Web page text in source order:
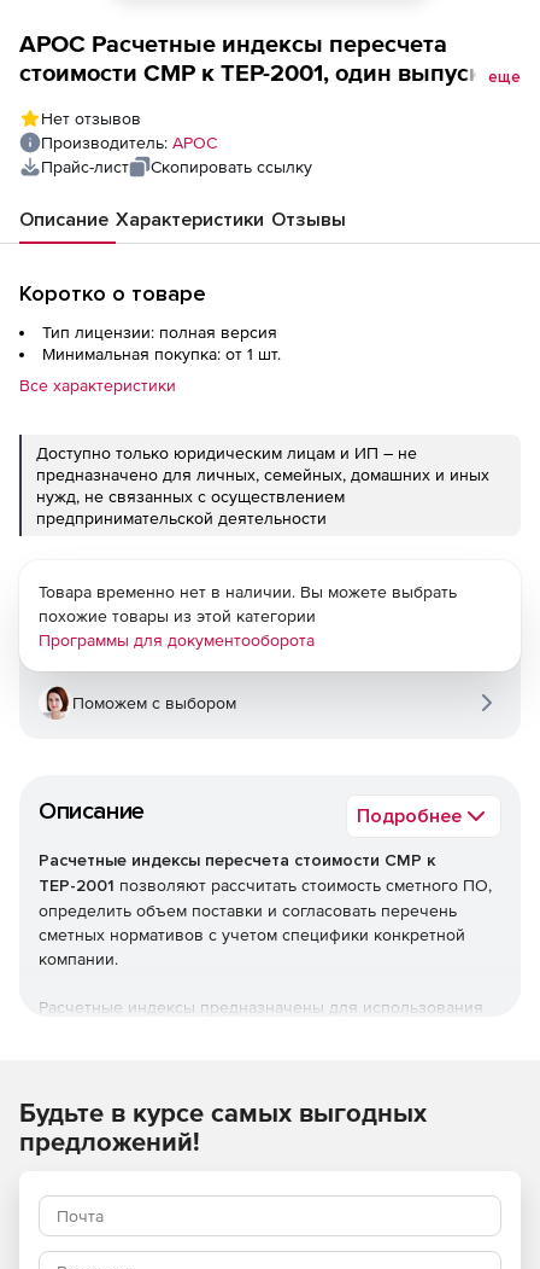
АРОС Расчетные индексы пересчета
стоимости СМР к ТЕР-2001, один выпуск
дубль
еще
Нет отзывов
Производитель: АРОС
Прайс-лист
Скопировать ссылку
Описание Характеристики Отзывы
Коротко о товаре
Тип лицензии: полная версия
Минимальная покупка: от 1 шт.
Все характеристики
Доступно только юридическим лицам и ИП – не
предназначено для личных, семейных, домашних и иных
нужд, не связанных с осуществлением
предпринимательской деятельности
Описание Подробнее
Расчетные индексы пересчета стоимости СМР к
ТЕР-2001 позволяют рассчитать стоимость сметного ПО,
определить объем поставки и согласовать перечень
сметных нормативов с учетом специфики конкретной
компании.
Расчетные индексы предназначены для использования
финансируемых из бюджета или с его участием, а также
из приравненных к бюджетным источникам фондов.
Расчетные индексы применяются инвесторами и
заказчиками независимо от их ведомственной
принадлежности и форм собственности.
Товара временно нет в наличии. Вы можете выбрать
похожие товары из этой категории
Программы для документооборота
Поможем с выбором
Будьте в курсе самых выгодных
предложений!